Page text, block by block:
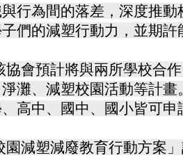
行為間的落差，深度推動
們的減塑行動力，並期
協會預計將與兩所學校合
灘、減塑校園活動等計
高中、國中、國小皆可
園減塑減廢教育行動方案